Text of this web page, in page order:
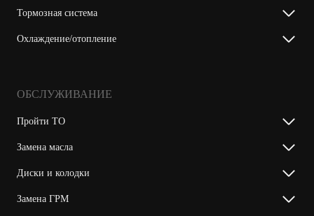
Тормозная система
Охлаждение/отопление
ОБСЛУЖИВАНИЕ
Пройти ТО
Замена масла
Диски и колодки
Замена ГРМ